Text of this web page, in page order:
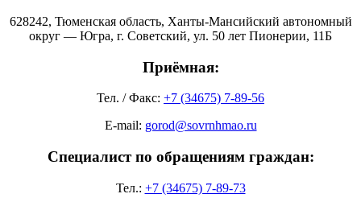
628242, Тюменская область, Ханты-Мансийский автономный
округ — Югра, г. Советский, ул. 50 лет Пионерии, 11Б
Приёмная:
Тел. / Факс: +7 (34675) 7-89-56
E-mail: gorod@sovrnhmao.ru
Специалист по обращениям граждан:
Тел.: +7 (34675) 7-89-73